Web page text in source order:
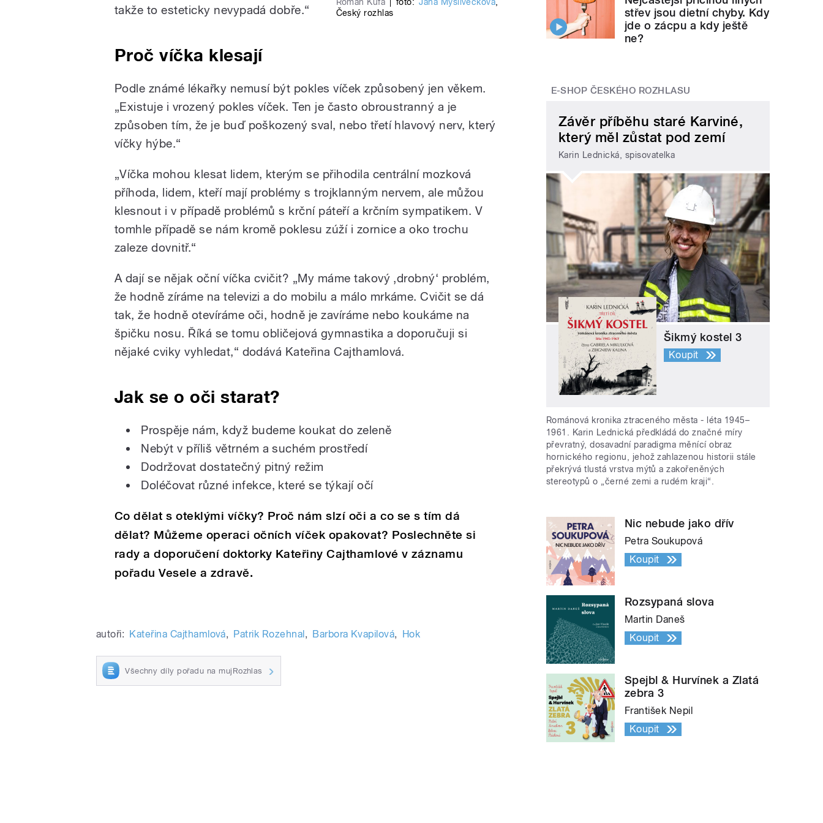
Český rozhlas
takže to esteticky nevypadá dobře.“
Proč víčka klesají
Podle známé lékařky nemusí být pokles víček způsobený jen věkem.
„Existuje i vrozený pokles víček. Ten je často obroustranný a je
způsoben tím, že je buď poškozený sval, nebo třetí hlavový nerv, který
víčky hýbe.“
„Víčka mohou klesat lidem, kterým se přihodila centrální mozková
příhoda, lidem, kteří mají problémy s trojklanným nervem, ale můžou
klesnout i v případě problémů s krční páteří a krčním sympatikem. V
tomhle případě se nám kromě poklesu zúží i zornice a oko trochu
zaleze dovnitř.“
A dají se nějak oční víčka cvičit? „My máme takový ‚drobný‘ problém,
že hodně zíráme na televizi a do mobilu a málo mrkáme. Cvičit se dá
tak, že hodně otevíráme oči, hodně je zavíráme nebo koukáme na
špičku nosu. Říká se tomu obličejová gymnastika a doporučuji si
nějaké cviky vyhledat,“ dodává Kateřina Cajthamlová.
Jak se o oči starat?
Prospěje nám, když budeme koukat do zeleně
Nebýt v příliš větrném a suchém prostředí
Dodržovat dostatečný pitný režim
Doléčovat různé infekce, které se týkají očí
Co dělat s oteklými víčky? Proč nám slzí oči a co se s tím dá
dělat? Můžeme operaci očních víček opakovat? Poslechněte si
rady a doporučení doktorky Kateřiny Cajthamlové v záznamu
pořadu Vesele a zdravě.
autoři: Kateřina Cajthamlová, Patrik Rozehnal, Barbora Kvapilová, Hok
Všechny díly pořadu na mujRozhlas
střev jsou dietní chyby. Kdy
jde o zácpu a kdy ještě
ne?
E-SHOP ČESKÉHO ROZHLASU
Závěr příběhu staré Karviné,
který měl zůstat pod zemí
Karin Lednická, spisovatelka
Šikmý kostel 3
Koupit
Románová kronika ztraceného města - léta 1945–
1961. Karin Lednická předkládá do značné míry
převratný, dosavadní paradigma měnící obraz
hornického regionu, jehož zahlazenou historii stále
překrývá tlustá vrstva mýtů a zakořeněných
stereotypů o „černé zemi a rudém kraji“.
Nic nebude jako dřív
Petra Soukupová
Koupit
Rozsypaná slova
Martin Daneš
Koupit
Spejbl & Hurvínek a Zlatá
zebra 3
František Nepil
Koupit